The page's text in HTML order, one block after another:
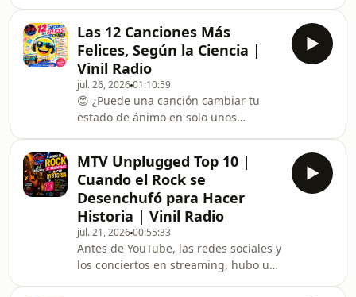
«Shiny Happy People», «MMMBop» y
«Wannabe» a
Groove o Boogie Wonderland, ocurre
algo curioso: varias generaciones
sonríen casi de inmediato. Muy pocos
artistas han logrado crear un sonido
tan positivo y atemporal como Earth,
Wind &amp; Fire.En este episodio de
Vinil Radio descubrirás la historia
detrás de la
Las 12 Canciones Más
Felices, Según la Ciencia |
Vinil Radio
jul. 26, 202601:10:59
😊 ¿Puede una canción cambiar tu
estado de ánimo en solo unos
neurocientífico Dr. Jacob Jolij, de la
Universidad de Groningen, analizó las
características que comparten las
canciones capaces de generar una
mayor sensación de felicidad. Ritmos
enérgicos, melodías optimistas y
letras positivas dieron origen a una
lista que, años después,
MTV Unplugged Top 10 |
Cuando el Rock se
Desenchufó para Hacer
Historia | Vinil Radio
jul. 21, 202600:55:33
Antes de YouTube, las redes sociales y
los conciertos en streaming, hubo un